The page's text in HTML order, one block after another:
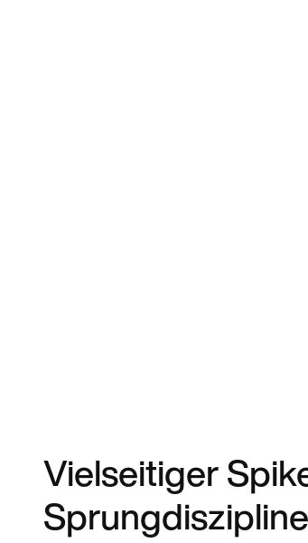
Vielseitiger